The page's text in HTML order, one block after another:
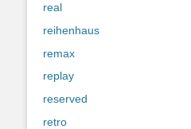
real
reihenhaus
remax
replay
reserved
retro